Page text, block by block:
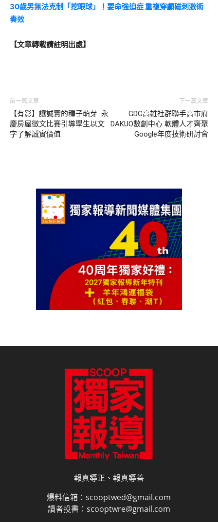
30歲男無法克制「挖眼球」！要命強迫症 重複穿顱磁刺激術
奏效
【文章轉載請註明出處】
前一篇文章
【有影】讓誠實的種子萌芽 永
慶房屋徵文比賽引導學生以文
字了解誠實價值
下一篇文章
GDG高雄社群聯手高市府
DAKUO數創中心 軟體人才齊聚
Google年度技術研討會
報真導正、報真導善
爆料信箱：scooptwed@gmail.com
讀者投書：scooptwre@gmail.com